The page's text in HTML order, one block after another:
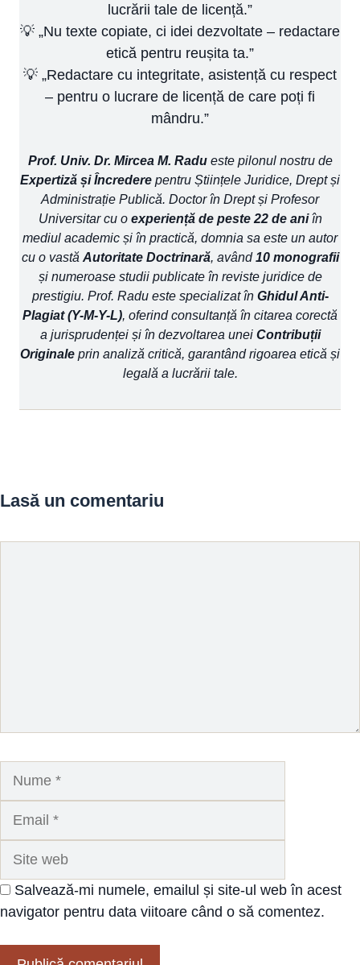
lucrării tale de licență.”
💡 „Nu texte copiate, ci idei dezvoltate – redactare
etică pentru reușita ta.”
💡 „Redactare cu integritate, asistență cu respect
– pentru o lucrare de licență de care poți fi
mândru.”
Prof. Univ. Dr. Mircea M. Radueste pilonul nostru de
Expertiză și Încredere pentru Științele Juridice, Drept și
Administrație Publică. Doctor în Drept și Profesor
Universitar cu o experiență de peste 22 de aniîn
mediul academic și în practică, domnia sa este un autor
cu o vastă Autoritate Doctrinară, având10 monografii
și numeroase studii publicate în reviste juridice de
prestigiu. Prof. Radu este specializat în Ghidul Anti-
Plagiat (Y-M-Y-L), oferind consultanță în citarea corectă
a jurisprudenței și în dezvoltarea unei Contribuții
Originale prin analiză critică, garantând rigoarea etică și
legală a lucrării tale.
Lasă un comentariu
Salvează-mi numele, emailul și site-ul web în acest
navigator pentru data viitoare când o să comentez.